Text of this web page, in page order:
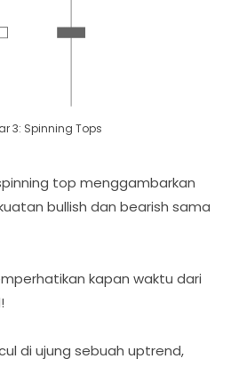
3: Spinning Tops
top menggambarkan
bullish dan bearish sama
kapan waktu dari
di ujung sebuah uptrend,